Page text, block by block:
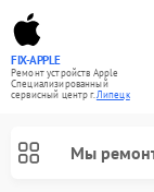
FIX-APPLE
Ремонт устройств Apple
Специализированный
cервисный центр г.Липецк
Мы